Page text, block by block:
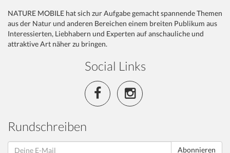
NATURE MOBILE hat sich zur Aufgabe gemacht spannende Themen
aus der Natur und anderen Bereichen einem breiten Publikum aus
Interessierten, Liebhabern und Experten auf anschauliche und
attraktive Art näher zu bringen.
Social Links
Rundschreiben
Abonnieren